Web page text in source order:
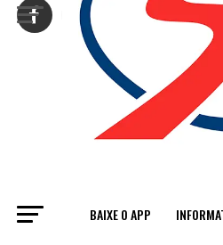
BAIXE O APP
All posts